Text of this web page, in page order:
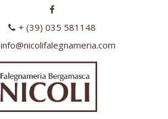
+ (39) 035 581148
info@nicolifalegnameria.com